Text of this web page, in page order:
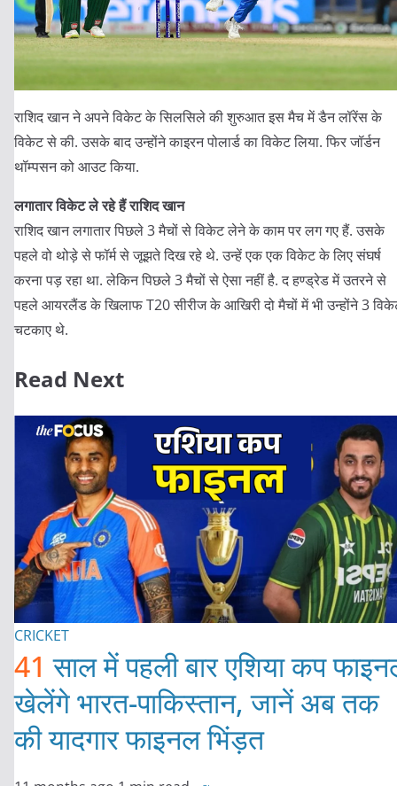
राशिद खान ने अपने विकेट के सिलसिले की शुरुआत इस मैच में डैन लॉरेंस के
विकेट से की. उसके बाद उन्होंने काइरन पोलार्ड का विकेट लिया. फिर जॉर्डन
थॉम्पसन को आउट किया.
लगातार विकेट ले रहे हैं राशिद खान
राशिद खान लगातार पिछले 3 मैचों से विकेट लेने के काम पर लग गए हैं. उसके
पहले वो थोड़े से फॉर्म से जूझते दिख रहे थे. उन्हें एक एक विकेट के लिए संघर्ष
करना पड़ रहा था. लेकिन पिछले 3 मैचों से ऐसा नहीं है. द हण्ड्रेड में उतरने से
पहले आयरलैंड के खिलाफ T20 सीरीज के आखिरी दो मैचों में भी उन्होंने 3
चटकाए थे.
Read Next
CRICKET
41 साल में पहली बार एशिया कप
खेलेंगे भारत-पाकिस्तान, जानें अब तक
की यादगार फाइनल भिंड़त